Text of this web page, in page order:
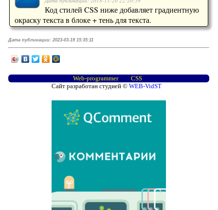
Код стилей CSS ниже добавляет градиентную
окраску текста в блоке + тень для текста.
Дата публикации: 2023-03-19 15:35:11
Web-programmer
CSS
Сайт разработан студией © WEB-VidST